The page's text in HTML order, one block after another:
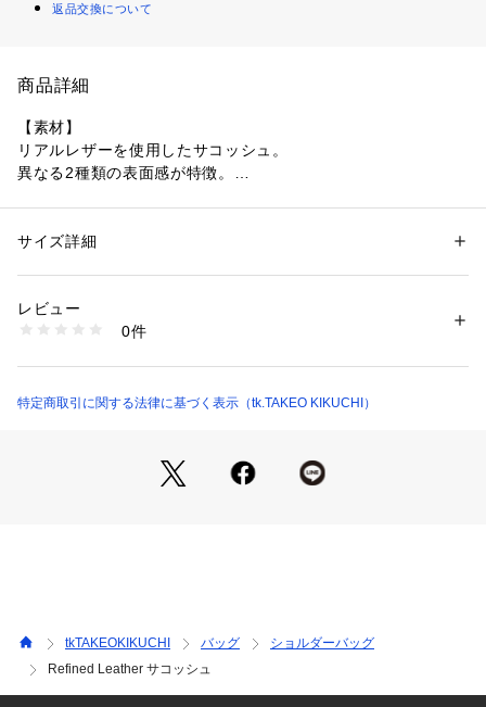
返品交換について
商品詳細
【素材】
リアルレザーを使用したサコッシュ。
異なる2種類の表面感が特徴。
（043 ブラウンカラー）スムース
【デザイン】
コンパクトながらも収納力にこだわりました。
ショルダー取り付け用のDカンは、下側に倒すことで、クラッ
パーティーシーンなどでもお使いいただけます。
【仕様】
性別：メンズ
素材：本体: 床革 裏地: ポリエステル
商品番号：
979-01342 （ショップ）
サイズ詳細
レビュー
0件
特定商取引に関する法律に基づく表示（tk.TAKEO KIKUCHI）
tkTAKEOKIKUCHI バッグ
ショルダーバッグ
Refined Leather サコッシュ